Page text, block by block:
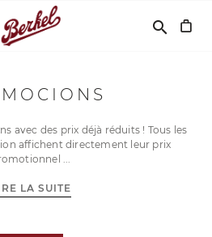
search
avec des prix déjà réduits ! Tous les
affichent directement leur prix
LA SUITE